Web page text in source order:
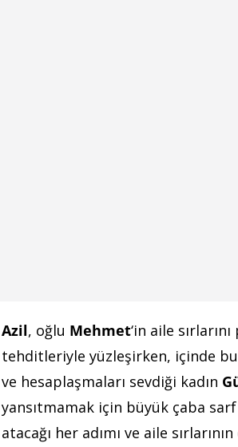
Azil, oğlu Mehmet‘in aile
tehditleriyle yüzleşirken, içinde
ve hesaplaşmaları sevdiği kadın
yansıtmamak için büyük çaba
atacağı her adımı ve aile